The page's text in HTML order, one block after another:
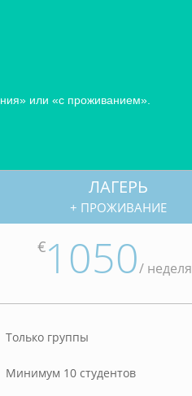
или «с проживанием».
ЛАГЕРЬ
+ ПРОЖИВАНИЕ
€1050/неделя
Только группы
Минимум 10 студентов